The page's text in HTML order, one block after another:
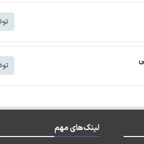
لینک‌های مهم